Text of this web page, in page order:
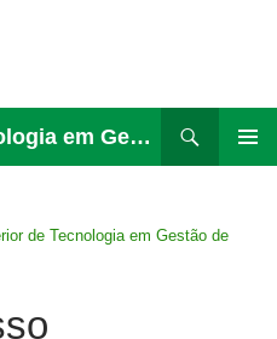
Curso Superior de Tecnologia em Gestão de Turismo
para
de Tecnologia em Gestão de